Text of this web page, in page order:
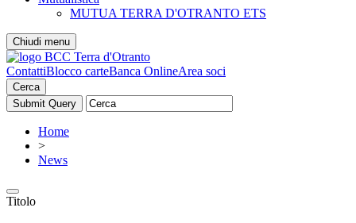
MUTUA TERRA D'OTRANTO ETS
Chiudi menu
ContattiBlocco carteBanca OnlineArea soci
Cerca
Home
>
News
Titolo